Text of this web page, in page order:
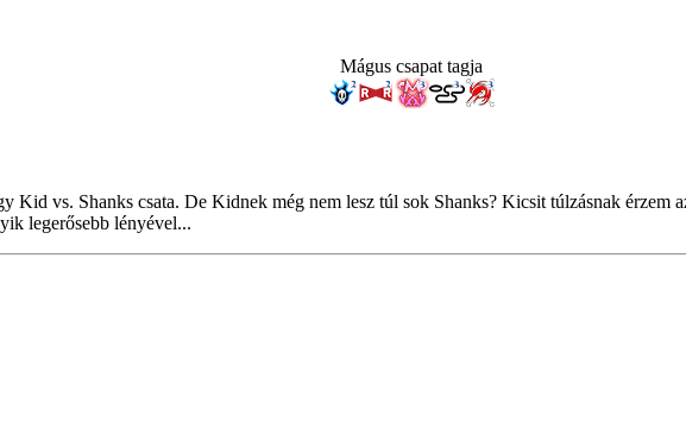
Mágus csapat tagja
Kid vs. Shanks csata. De Kidnek még nem lesz túl sok Shanks? Kicsit túlzásnak
legerősebb lényével...